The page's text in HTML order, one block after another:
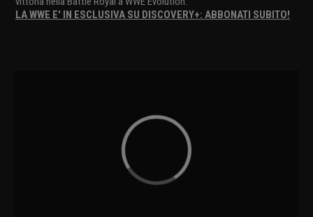
LA WWE E' IN ESCLUSIVA SU DISCOVERY+: ABBONATI SUBITO!